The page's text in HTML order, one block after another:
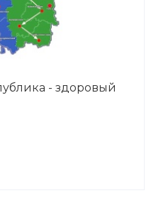
- здоровый